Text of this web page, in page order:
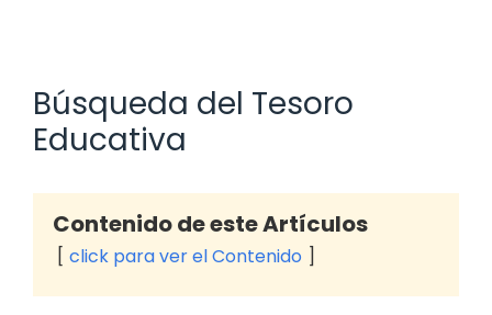
Búsqueda del Tesoro
Educativa
Contenido de este Artículos
click para ver el Contenido